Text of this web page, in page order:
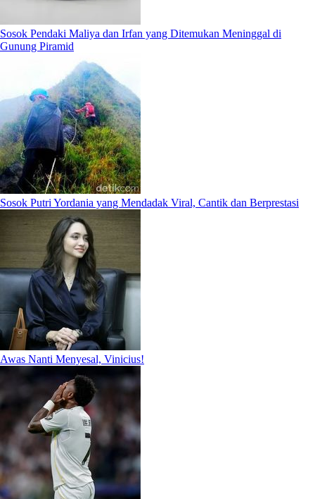
Sosok Pendaki Maliya dan Irfan yang Ditemukan Meninggal di
Gunung Piramid
Sosok Putri Yordania yang Mendadak Viral, Cantik dan Berprestasi
Awas Nanti Menyesal, Vinicius!